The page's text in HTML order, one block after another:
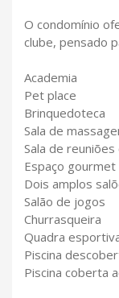
O condomínio
clube, pensado
Academia
Pet place
Brinquedoteca
Sala de
Sala de
Espaço gourmet
Dois amplos
Salão de jogos
Churrasqueira
Quadra
Piscina
Piscina coberta